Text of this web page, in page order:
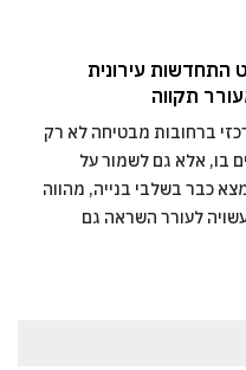
התחדשות עירונית
תקווה
ברחובות מבטיחה לא רק
בו, אלא גם לשמור על
כבר בשלבי בנייה, מהווה
לעורר השראה גם